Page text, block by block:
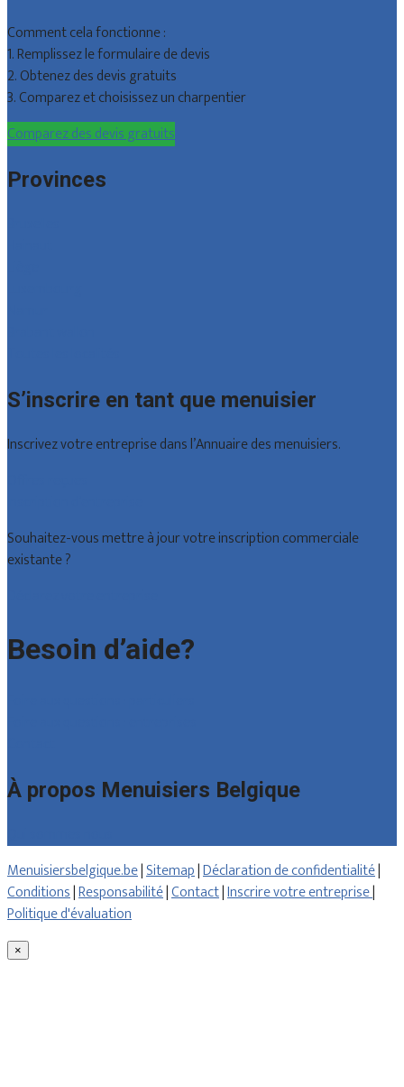
Comment cela fonctionne :
1. Remplissez le formulaire de devis
2. Obtenez des devis gratuits
3. Comparez et choisissez un charpentier
Comparez des devis gratuits
Provinces
S’inscrire en tant que menuisier
Inscrivez votre entreprise dans l’Annuaire des menuisiers.
Souhaitez-vous mettre à jour votre inscription commerciale
existante ?
Besoin d’aide?
À propos Menuisiers Belgique
Menuisiersbelgique.be|Sitemap|Déclaration de confidentialité|
Conditions|Responsabilité|Contact|Inscrire votre entreprise|
Politique d'évaluation
×